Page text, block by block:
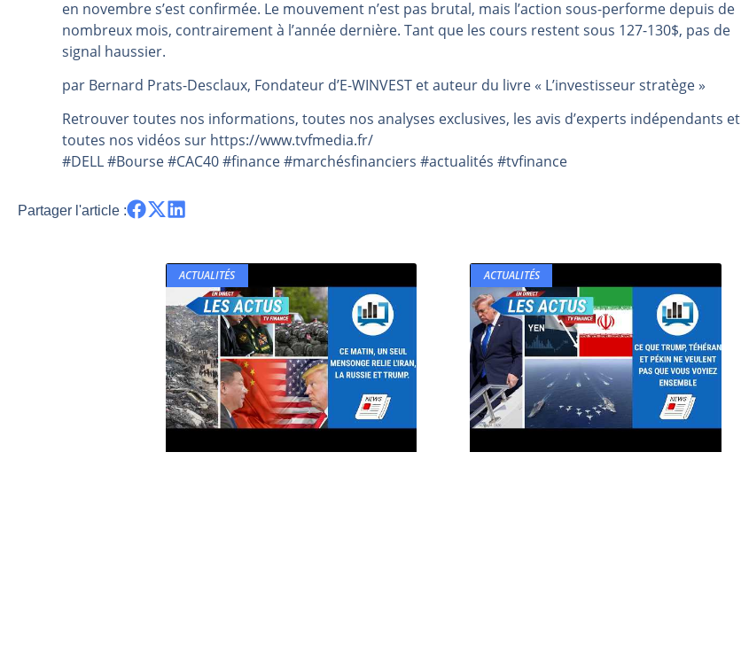
Pourquoi 6 guerres explosent en même temps cette semaine | par Louis-Antoine Michelet
WTI : Explosion mais réserves au plus bas | Denis Desclos – Market Movers
en novembre s’est confirmée. Le mouvement n’est pas brutal, mais l’action sous-performe depuis de
nombreux mois, contrairement à l’année dernière. Tant que les cours restent sous 127-130$, pas de
signal haussier.
par Bernard Prats-Desclaux, Fondateur d’E-WINVEST et auteur du livre « L’investisseur stratège »
Retrouver toutes nos informations, toutes nos analyses exclusives, les avis d’experts indépendants et
toutes nos vidéos sur https://www.tvfmedia.fr/​​​​​​​​​​​
#DELL #Bourse #CAC40 #finance #marchésfinanciers #actualités #tvfinance
Partager l'article :
ACTUALITÉS ACTUALITÉS